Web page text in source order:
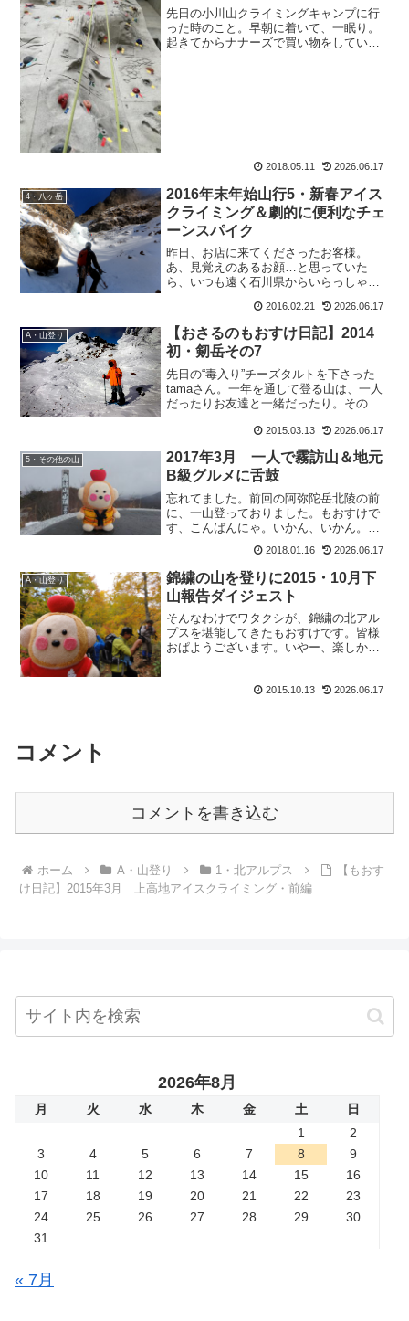
先日の小川山クライミングキャンプに行
った時のこと。早朝に着いて、一眠り。
起きてからナナーズで買い物をしていた
2018.05.11 2026.06.17
4・八ヶ岳
2016年末年始山行5・新春アイス
クライミング＆劇的に便利なチェ
ーンスパイク
昨日、お店に来てくださったお客様。
あ、見覚えのあるお顔…と思っていた
ら、いつも遠く石川県からいらっしゃる
お客様。おやびんのお客様でもあるそう
で、身内共々お世話になっております
ー。なぁんて、ご挨拶をしていた...
2016.02.21 2026.06.17
A・山登り
【おさるのもおすけ日記】2014
初・剱岳その7
先日の“毒入り”チーズタルトを下さった
tamaさん。一年を通して登る山は、一人
だったりお友達と一緒だったり。その中
山行。以前、風邪を引きかけた時に、写
真が添付されたお見舞いメールが届きま
した。か、かわいい...
2015.03.13 2026.06.17
5・その他の山
2017年3月 一人で霧訪山＆地元
B級グルメに舌鼓
忘れてました。前回の阿弥陀岳北陵の前
に、一山登っておりました。もおすけで
す、こんばんにゃ。いかん、いかん。花
舞い上がってしまってすっかりうっかり
忘れておりました。てなわけで、報告で
す。一人でサクッと霧訪山...
2018.01.16 2026.06.17
A・山登り
錦繍の山を登りに2015・10月下
山報告ダイジェスト
そんなわけでワタクシが、錦繍の北アル
プスを堪能してきたもおすけです。皆様
おぱようございます。いやー、楽しかっ
は後日ね、と先生。アタシにとっては普
2015.10.13 2026.06.17
コメント
コメントを書き込む
ホーム A・山登り 1・北アルプス
【もおす
け日記】2015年3月 上高地アイスクライミング・前編
2026年8月
月 火 水 木 金 土
日
1
2
3
4 5 6 7 8
9
10
11 12 13 14 15
16
17
18 19 20 21 22
23
24
25 26 27 28 29
30
31
« 7月